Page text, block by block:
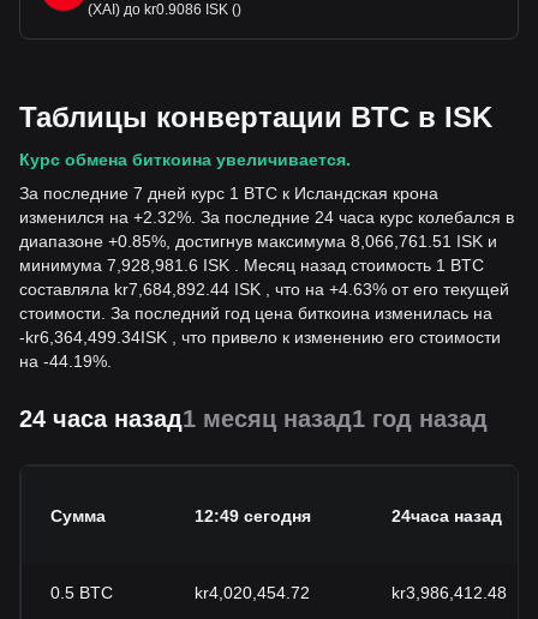
(XAI) до kr0.9086 ISK ()
Таблицы конвертации BTC в ISK
Курс обмена биткоина увеличивается.
За последние 7 дней курс 1 BTC к Исландская крона
изменился на +2.32%. За последние 24 часа курс колебался в
диапазоне +0.85%, достигнув максимума 8,066,761.51 ISK и
минимума 7,928,981.6 ISK . Месяц назад стоимость 1 BTC
составляла kr7,684,892.44 ISK , что на +4.63% от его текущей
стоимости. За последний год цена биткоина изменилась на
-kr6,364,499.34ISK , что привело к изменению его стоимости
на -44.19%.
24 часа назад1 месяц назад1 год назад
Сумма 12:49 сегодня 24часа назад
0.5 BTC kr4,020,454.72 kr3,986,412.48